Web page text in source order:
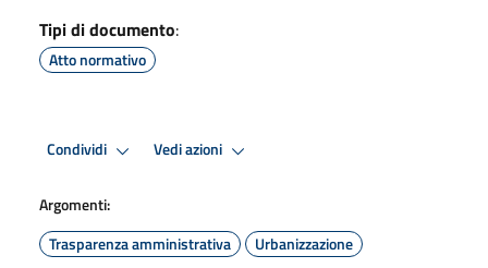
Tipi di documento:
Atto normativo
Condividi Vedi azioni
Argomenti:
Trasparenza amministrativa
Urbanizzazione